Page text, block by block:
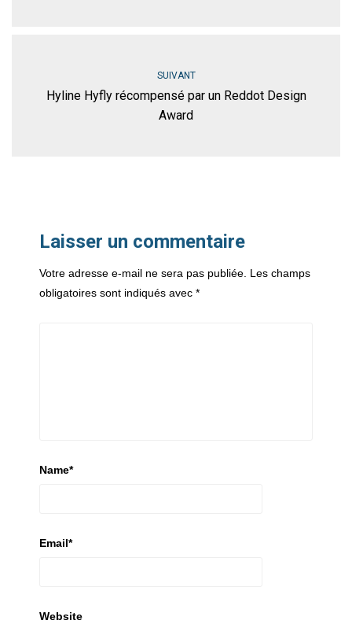
SUIVANT
Hyline Hyfly récompensé par un Reddot Design
Award
Laisser un commentaire
Votre adresse e-mail ne sera pas publiée. Les champs
obligatoires sont indiqués avec *
Name*
Email*
Website